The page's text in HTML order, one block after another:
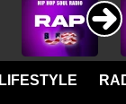
LIFESTYLE